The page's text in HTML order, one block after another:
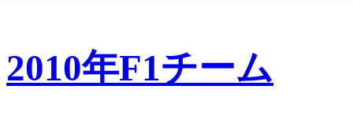
2010年F1チーム